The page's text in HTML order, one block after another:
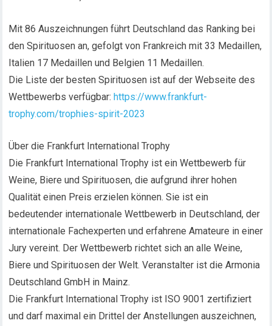
Mit 86 Auszeichnungen führt Deutschland das Ranking bei
den Spirituosen an, gefolgt von Frankreich mit 33 Medaillen,
Italien 17 Medaillen und Belgien 11 Medaillen.
Die Liste der besten Spirituosen ist auf der Webseite des
Wettbewerbs verfügbar:https://www.frankfurt-
trophy.com/trophies-spirit-2023
Über die Frankfurt International Trophy
Die Frankfurt International Trophy ist ein Wettbewerb für
Weine, Biere und Spirituosen, die aufgrund ihrer hohen
Qualität einen Preis erzielen können. Sie ist ein
bedeutender internationale Wettbewerb in Deutschland, der
internationale Fachexperten und erfahrene Amateure in einer
Jury vereint. Der Wettbewerb richtet sich an alle Weine,
Biere und Spirituosen der Welt. Veranstalter ist die Armonia
Deutschland GmbH in Mainz.
Die Frankfurt International Trophy ist ISO 9001 zertifiziert
und darf maximal ein Drittel der Anstellungen auszeichnen,